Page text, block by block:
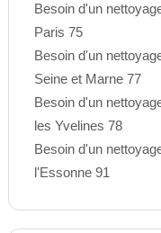
Besoin d'un
Paris 75
Besoin d'un
Seine et Marne 77
Besoin d'un
les Yvelines 78
Besoin d'un
l'Essonne 91